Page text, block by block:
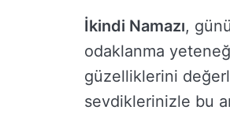
İkindi Namazı,
odaklanma
güzelliklerini
sevdiklerinizle bu